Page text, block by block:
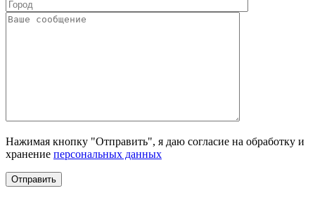
Нажимая кнопку "Отправить", я даю согласие на обработку и
хранение персональных данных
Отправить